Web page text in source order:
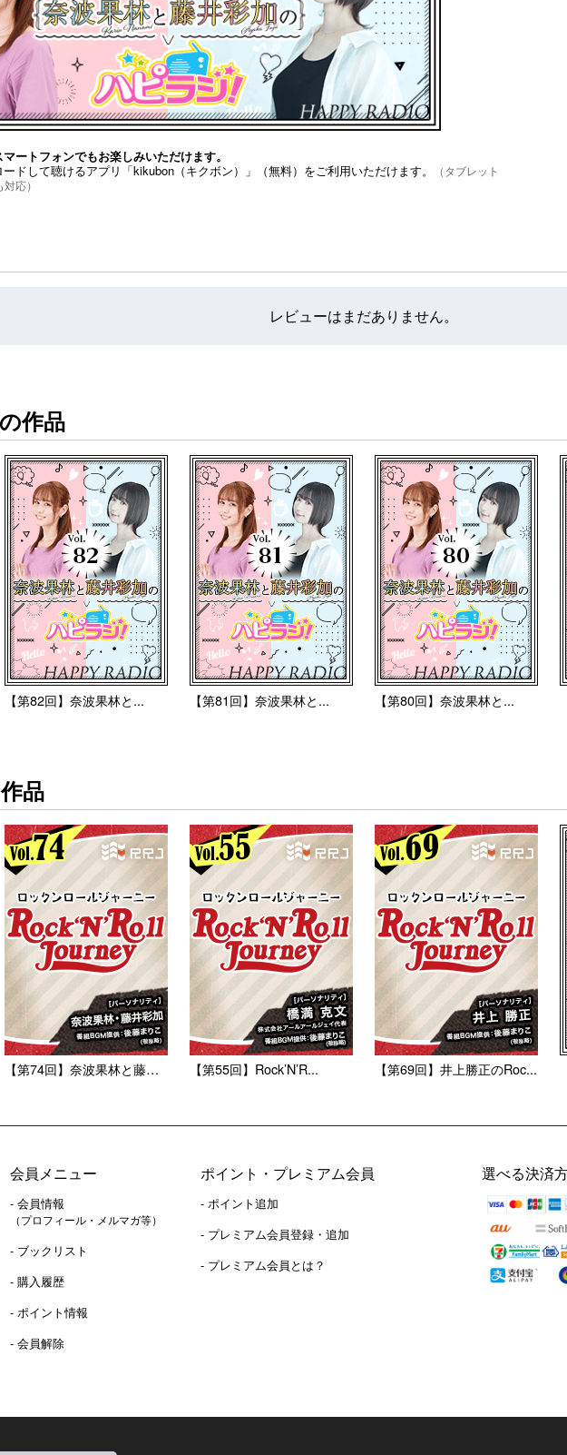
プに行く前にペットの里親になることを勝手に推奨してます。
ートフォンでもお楽しみいただけます。
ドして聴けるアプリ「kikubon（キクボン）」（無料）をご利用いただけます。
（タブレット
応）
レビューはまだありません。
作品
【第82回】奈波果林と... 【第81回】奈波果林と... 【第80回】奈波果林と...
品
【第74回】奈波果林と藤井彩... 【第55回】Rock’N’R... 【第69回】井上勝正のRoc...
会員メニュー
- 会員情報
（プロフィール・メルマガ等）
- ブックリスト
- 購入履歴
- ポイント情報
- 会員解除
ポイント・プレミアム会員
- ポイント追加
- プレミアム会員登録・追加
- プレミアム会員とは？
選べる決済